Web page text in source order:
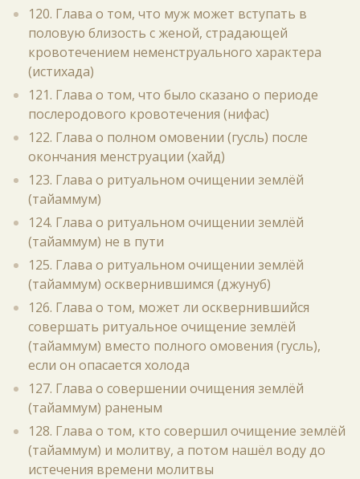
120. Глава о том, что муж может вступать в
половую близость с женой, страдающей
кровотечением неменструального характера
(истихада)
121. Глава о том, что было сказано о периоде
послеродового кровотечения (нифас)
122. Глава о полном омовении (гусль) после
окончания менструации (хайд)
123. Глава о ритуальном очищении землёй
(тайаммум)
124. Глава о ритуальном очищении землёй
(тайаммум) не в пути
125. Глава о ритуальном очищении землёй
(тайаммум) осквернившимся (джунуб)
126. Глава о том, может ли осквернившийся
совершать ритуальное очищение землёй
(тайаммум) вместо полного омовения (гусль),
если он опасается холода
127. Глава о совершении очищения землёй
(тайаммум) раненым
128. Глава о том, кто совершил очищение землёй
(тайаммум) и молитву, а потом нашёл воду до
истечения времени молитвы